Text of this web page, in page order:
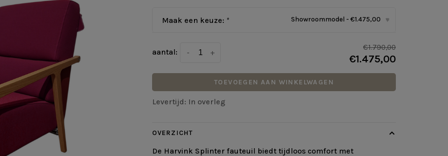
Maak een keuze: * Showroommodel - €1.475,00 ▾
aantal: +
-
€1.790,00
€1.475,00
TOEVOEGEN AAN WINKELWAGEN
Levertijd: In overleg
OVERZICHT
De Harvink Splinter fauteuil biedt tijdloos comfort met